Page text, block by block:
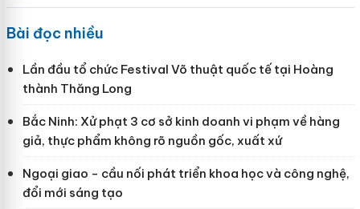
Bài đọc nhiều
Lần đầu tổ chức Festival Võ thuật quốc tế tại Hoàng
thành Thăng Long
Bắc Ninh: Xử phạt 3 cơ sở kinh doanh vi phạm về hàng
giả, thực phẩm không rõ nguồn gốc, xuất xứ
Ngoại giao - cầu nối phát triển khoa học và công nghệ,
đổi mới sáng tạo